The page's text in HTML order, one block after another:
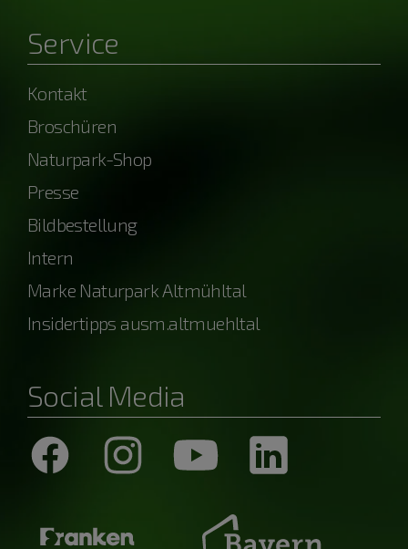
Service
Kontakt
Broschüren
Naturpark-Shop
Presse
Bildbestellung
Intern
Marke Naturpark Altmühltal
Insidertipps ausm.altmuehltal
Social Media